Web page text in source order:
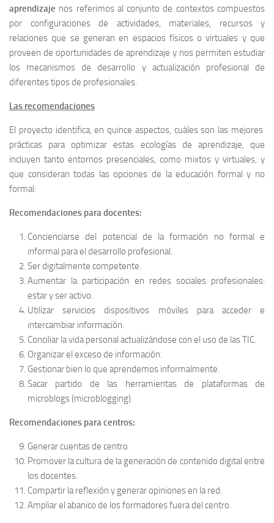
aprendizaje nos referimos al conjunto de contextos compuestos
por configuraciones de actividades, materiales, recursos y
relaciones que se generan en espacios físicos o virtuales y que
proveen de oportunidades de aprendizaje y nos permiten estudiar
los mecanismos de desarrollo y actualización profesional de
diferentes tipos de profesionales.
Las recomendaciones
El proyecto identifica, en quince aspectos, cuáles son las mejores
prácticas para optimizar estas ecologías de aprendizaje, que
incluyen tanto entornos presenciales, como mixtos y virtuales, y
que consideran todas las opciones de la educación formal y no
formal:
Recomendaciones para docentes:
Concienciarse del potencial de la formación no formal e
informal para el desarrollo profesional.
Ser digitalmente competente.
Aumentar la participación en redes sociales profesionales:
estar y ser activo.
Utilizar servicios dispositivos móviles para acceder e
intercambiar información.
Conciliar la vida personal actualizándose con el uso de las TIC.
Organizar el exceso de información.
Gestionar bien lo que aprendemos informalmente.
Sacar partido de las herramientas de plataformas de
microblogs (microblogging).
Recomendaciones para centros:
Generar cuentas de centro
Promover la cultura de la generación de contenido digital entre
los docentes.
Compartir la reflexión y generar opiniones en la red.
Ampliar el abanico de los formadores fuera del centro.